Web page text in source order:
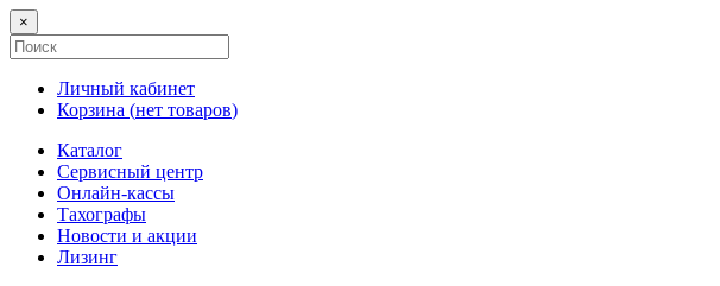
×
Личный кабинет
Корзина (нет товаров)
Каталог
Сервисный центр
Онлайн-кассы
Тахографы
Новости и акции
Лизинг